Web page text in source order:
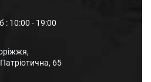
: 10:00 - 19:00
65